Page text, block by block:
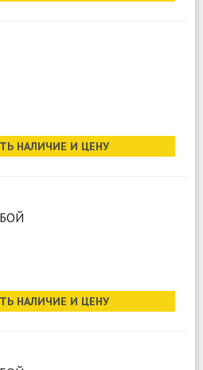
НАЛИЧИЕ И ЦЕНУ
НАЛИЧИЕ И ЦЕНУ